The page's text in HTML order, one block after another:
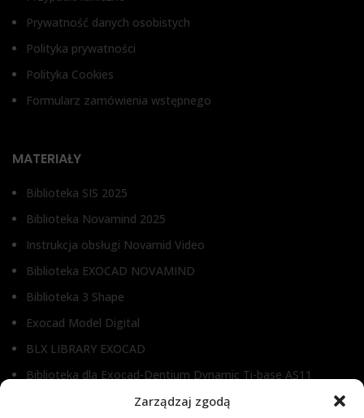
Zarządzaj zgodą
Prywatność danych osobistych
Polityka prywatności
Polityka Cookies
Formularz zamówienia wstępnego
MATERIAŁY
Biblioteka SIS 2025
Biblioteka Novamind 2025
Instrukcja obsługi Novamid Video
Biblioteka EXOCAD NOVAMIND
Biblioteka 3 Shape
Exocad Model Digital
BLX LIBRARY EXOCAD
Biblioteka dla Exocad-Dentium Dynamic Ti-base AS11
Biblioteka dla Dental Wings